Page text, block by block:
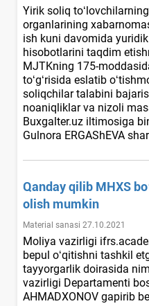
Yirik soliq
organlarining
ish kuni davomida
hisobotlarini taqdim
MJTKning 175-
toʻgʻrisida eslatib
soliqchilar talabini
noaniqliklar va nizoli
Buxgalter.uz iltimosiga
Gulnora ERGAShEVA
Qanday qilib MHXS
olish mumkin
Material sanasi 27.10.2021
Moliya vazirligi
bepul oʻqitishni tashkil
tayyorgarlik doirasida
vazirligi Departamenti
AHMADXONOV gapirib